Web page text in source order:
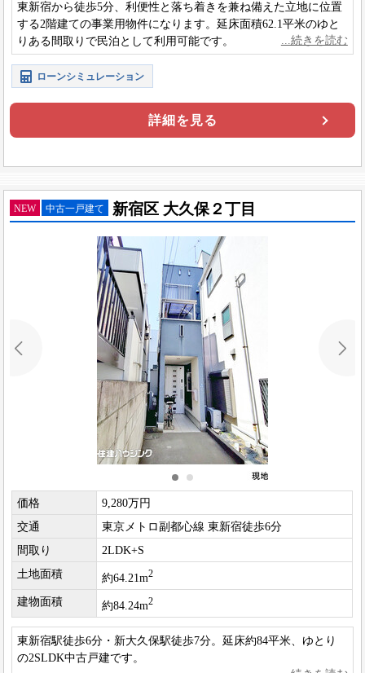
東新宿から徒歩5分、利便性と落ち着きを兼ね備えた立地に位置
する2階建ての事業用物件になります。延床面積62.1平米のゆと
りある間取りで民泊として利用可能です。
ローンシミュレーション
詳細を見る
NEW 中古一戸建て 新宿区 大久保２丁目
価格
9,280万円
交通
東京メトロ副都心線 東新宿徒歩6分
間取り
2LDK+S
土地面積
約64.21m2
建物面積 約84.24m2
東新宿駅徒歩6分・新大久保駅徒歩7分。延床約84平米、ゆとり
の2SLDK中古戸建です。